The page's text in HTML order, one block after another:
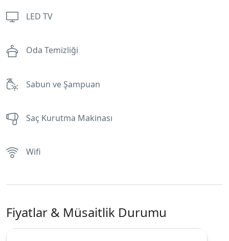
LED TV
Oda Temizliği
Sabun ve Şampuan
Saç Kurutma Makinası
Wifi
Fiyatlar & Müsaitlik Durumu